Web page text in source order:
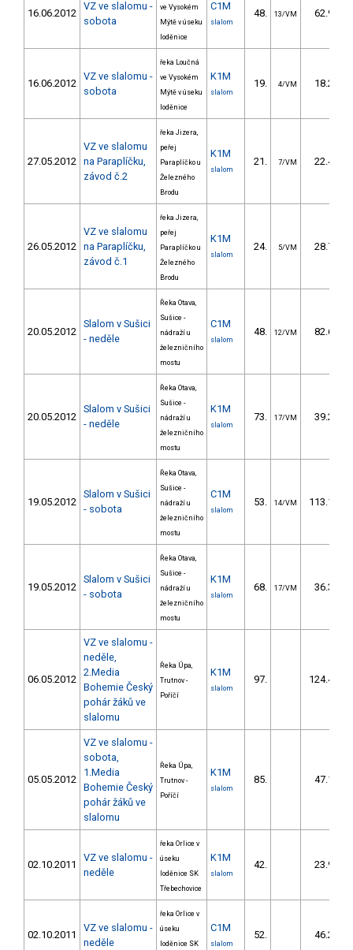
16.06.2012
VZ ve slalomu -
sobota
ve Vysokém
Mýtě v úseku
loděnice
C1M
slalom
48. 13/VM 62.90
16.06.2012
VZ ve slalomu -
sobota
řeka Loučná
ve Vysokém
Mýtě v úseku
loděnice
K1M
slalom
19. 4/VM 18.20
27.05.2012
VZ ve slalomu
na Paraplíčku,
závod č.2
řeka Jizera,
peřej
Paraplíčko u
Železného
Brodu
K1M
slalom
21. 7/VM 22.40
26.05.2012
VZ ve slalomu
na Paraplíčku,
závod č.1
řeka Jizera,
peřej
Paraplíčko u
Železného
Brodu
K1M
slalom
24. 5/VM 28.75
20.05.2012
Slalom v Sušici
- neděle
Řeka Otava,
Sušice -
nádraží u
železničního
mostu
C1M
slalom
48. 12/VM 82.60
20.05.2012
Slalom v Sušici
- neděle
Řeka Otava,
Sušice -
nádraží u
železničního
mostu
K1M
slalom
73. 17/VM 39.20
19.05.2012
Slalom v Sušici
- sobota
Řeka Otava,
Sušice -
nádraží u
železničního
mostu
C1M
slalom
53. 14/VM 113.10
19.05.2012
Slalom v Sušici
- sobota
Řeka Otava,
Sušice -
nádraží u
železničního
mostu
K1M
slalom
68. 17/VM 36.30
06.05.2012
VZ ve slalomu -
neděle,
2.Media
Bohemie Český
pohár žáků ve
slalomu
Řeka Úpa,
Trutnov -
Poříčí
K1M
slalom
97. 124.40
05.05.2012
VZ ve slalomu -
sobota,
1.Media
Bohemie Český
pohár žáků ve
slalomu
Řeka Úpa,
Trutnov -
Poříčí
K1M
slalom
85. 47.10
02.10.2011
VZ ve slalomu -
neděle
řeka Orlice v
úseku
loděnice SK
Třebechovice
K1M
slalom
42. 23.90
02.10.2011
VZ ve slalomu -
neděle
řeka Orlice v
úseku
loděnice SK
C1M
slalom
52. 46.20